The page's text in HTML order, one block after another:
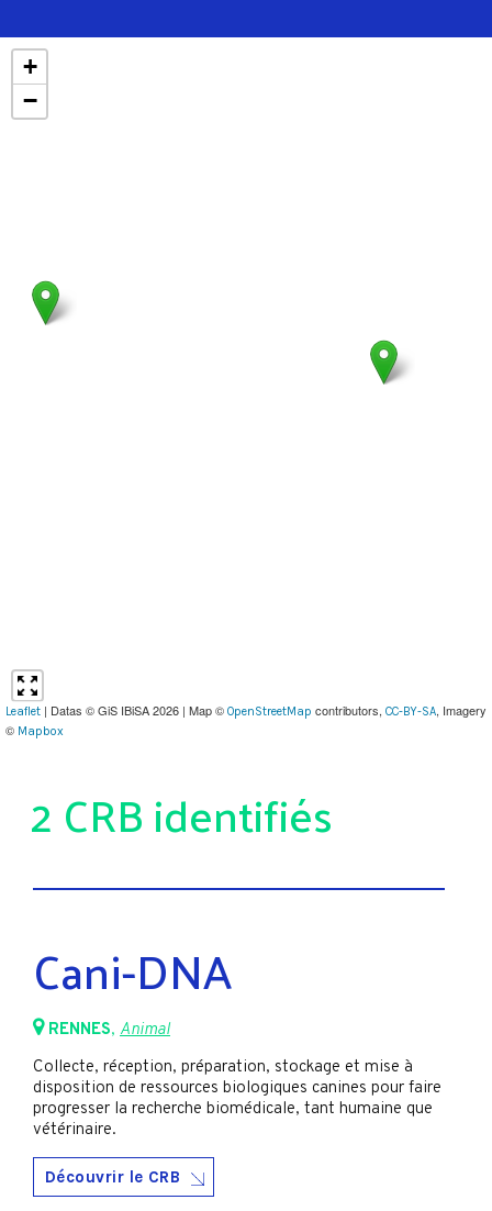
+
−
Leaflet | Datas © GiS IBiSA 2026 | Map © OpenStreetMap contributors, CC-BY-SA, Imagery
© Mapbox
2 CRB identifiés
Cani-DNA
RENNES, Animal
Collecte, réception, préparation, stockage et mise à
disposition de ressources biologiques canines pour faire
progresser la recherche biomédicale, tant humaine que
vétérinaire.
Découvrir le CRB